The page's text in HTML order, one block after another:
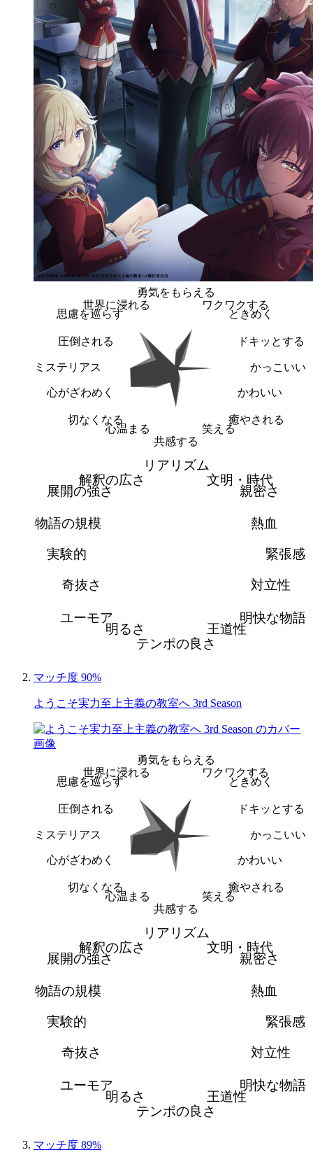
勇気をもらえる
ワクワクする
ときめく
ドキッとする
かっこいい
かわいい
癒やされる
笑える
共感する
心温まる
切なくなる
心がざわめく
ミステリアス
圧倒される
思慮を巡らす
世界に浸れる
リアリズム
文明・時代
親密さ
熱血
緊張感
対立性
明快な物語
王道性
テンポの良さ
明るさ
ユーモア
奇抜さ
実験的
物語の規模
展開の強さ
解釈の広さ
マッチ度 90%
ようこそ実力至上主義の教室へ 3rd Season
勇気をもらえる
ワクワクする
ときめく
ドキッとする
かっこいい
かわいい
癒やされる
笑える
共感する
心温まる
切なくなる
心がざわめく
ミステリアス
圧倒される
思慮を巡らす
世界に浸れる
リアリズム
文明・時代
親密さ
熱血
緊張感
対立性
明快な物語
王道性
テンポの良さ
明るさ
ユーモア
奇抜さ
実験的
物語の規模
展開の強さ
解釈の広さ
マッチ度 89%